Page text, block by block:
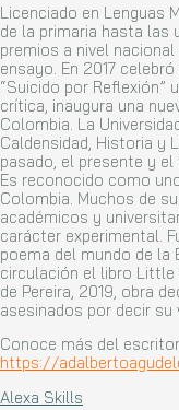
Licenciado en Lenguas
de la primaria hasta las
premios a nivel
ensayo. En 2017
“Suicido por Reflexión”
crítica, inaugura una
Colombia. La
Caldensidad, Historia y
pasado, el presente y
Es reconocido como
Colombia. Muchos de
académicos y
carácter experimental.
poema del mundo de la
circulación el libro Little
de Pereira, 2019, obra
asesinados por decir su
Conoce más del
https://
Alexa Skills